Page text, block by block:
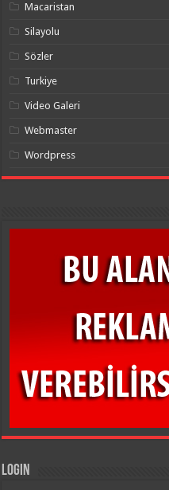
Macaristan
Silayolu
Sözler
Turkiye
Video Galeri
Webmaster
Wordpress
Login